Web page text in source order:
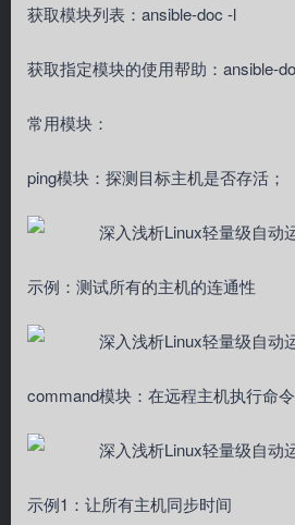
获取模块列表：ansible-doc -l
获取指定模块的使用帮助：ansible-
常用模块：
ping模块：探测目标主机是否存活；
示例：测试所有的主机的连通性
command模块：在远程主机执行命令
示例1：让所有主机同步时间